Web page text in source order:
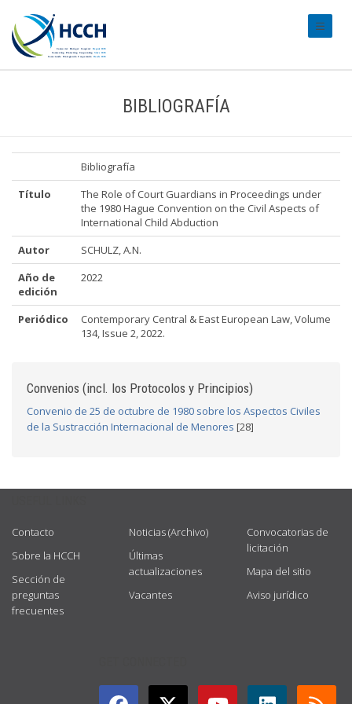
BIBLIOGRAFÍA
Bibliografía
Título
The Role of Court Guardians in Proceedings under
the 1980 Hague Convention on the Civil Aspects of
International Child Abduction
Autor
SCHULZ, A.N.
Año de
edición
2022
Periódico
Contemporary Central & East European Law, Volume
134, Issue 2, 2022.
Convenios (incl. los Protocolos y Principios)
Convenio de 25 de octubre de 1980 sobre los Aspectos Civiles
de la Sustracción Internacional de Menores [28]
Contacto
Sobre la HCCH
Sección de
preguntas
frecuentes
Noticias (Archivo)
Últimas
actualizaciones
Vacantes
Convocatorias de
licitación
Mapa del sitio
Aviso jurídico